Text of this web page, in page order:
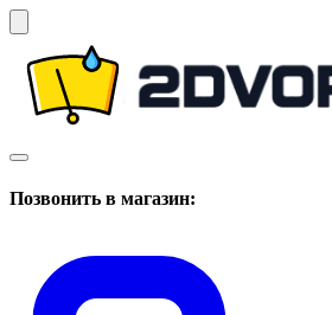
Позвонить в магазин: